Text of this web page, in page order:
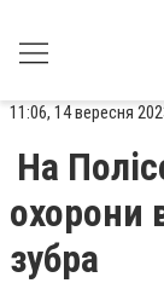
11:06, 14 вересня
На
охорони
зубра